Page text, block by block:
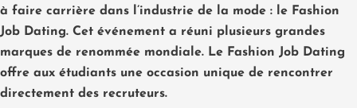
à faire carrière dans l’industrie de la mode : le Fashion
Job Dating. Cet événement a réuni plusieurs grandes
marques de renommée mondiale. Le Fashion Job Dating
offre aux étudiants une occasion unique de rencontrer
directement des recruteurs.